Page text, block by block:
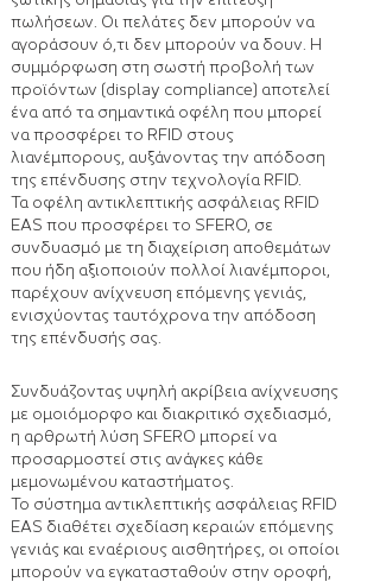
πωλήσεων. Οι πελάτες δεν μπορούν να
αγοράσουν ό,τι δεν μπορούν να δουν. Η
συμμόρφωση στη σωστή προβολή των
προϊόντων (display compliance) αποτελεί
ένα από τα σημαντικά οφέλη που μπορεί
να προσφέρει το RFID στους
λιανέμπορους, αυξάνοντας την απόδοση
της επένδυσης στην τεχνολογία RFID.
Τα οφέλη αντικλεπτικής ασφάλειας RFID
EAS που προσφέρει το SFERO, σε
συνδυασμό με τη διαχείριση αποθεμάτων
που ήδη αξιοποιούν πολλοί λιανέμποροι,
παρέχουν ανίχνευση επόμενης γενιάς,
ενισχύοντας ταυτόχρονα την απόδοση
της επένδυσής σας.
Συνδυάζοντας υψηλή ακρίβεια ανίχνευσης
με ομοιόμορφο και διακριτικό σχεδιασμό,
η αρθρωτή λύση SFERO μπορεί να
προσαρμοστεί στις ανάγκες κάθε
μεμονωμένου καταστήματος.
Το σύστημα αντικλεπτικής ασφάλειας RFID
EAS διαθέτει σχεδίαση κεραιών επόμενης
γενιάς και εναέριους αισθητήρες, οι οποίοι
μπορούν να εγκατασταθούν στην οροφή,